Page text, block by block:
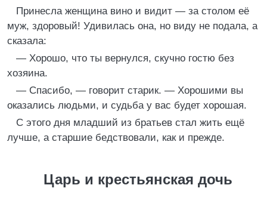
Принесла женщина вино и видит — за столом её
муж, здоровый! Удивилась она, но виду не подала, а
сказала:
— Хорошо, что ты вернулся, скучно гостю без
хозяина.
— Спасибо, — говорит старик. — Хорошими вы
оказались людьми, и судьба у вас будет хорошая.
С этого дня младший из братьев стал жить ещё
лучше, а старшие бедствовали, как и прежде.
Царь и крестьянская дочь